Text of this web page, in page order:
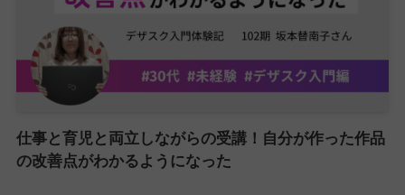
仕事と育児と両立しながらの受講！自分が作った作品
の改善点がわかるようになった